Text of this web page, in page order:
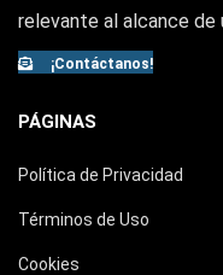
relevante al alcance de
¡Contáctanos!
PÁGINAS
Política de Privacidad
Términos de Uso
Cookies